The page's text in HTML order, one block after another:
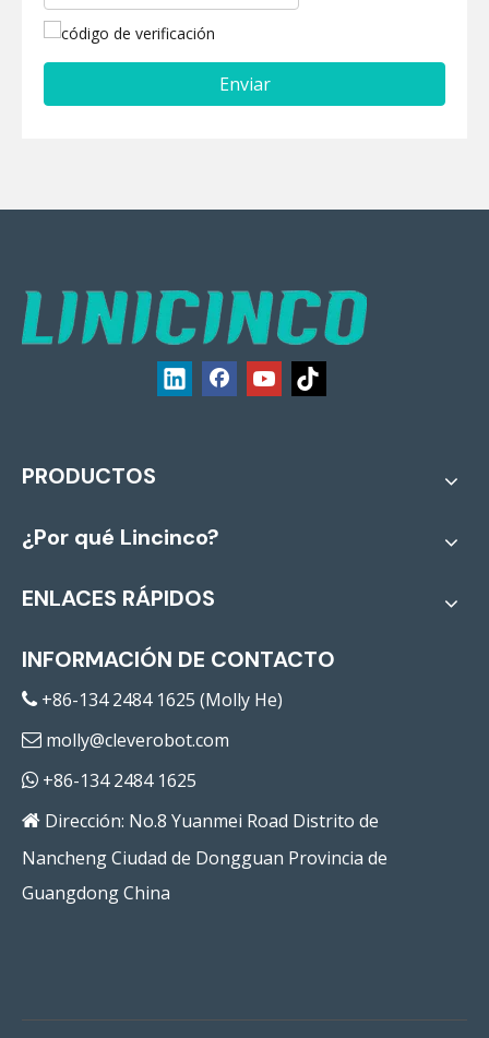
Enviar
PRODUCTOS
¿Por qué Lincinco?
ENLACES RÁPIDOS
INFORMACIÓN DE CONTACTO
 +86-134 2484 1625 (Molly He)
 molly@cleverobot.com
 +86-134 2484 1625
 Dirección: No.8 Yuanmei Road Distrito de
Nancheng Ciudad de Dongguan Provincia de
Guangdong China